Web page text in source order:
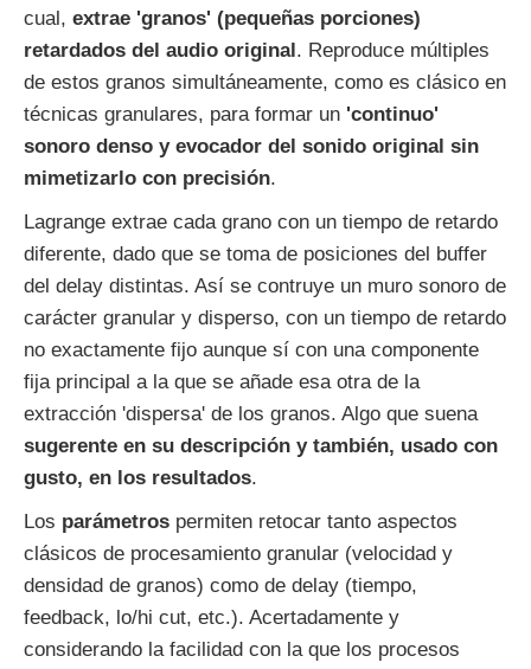
cual, extrae 'granos' (pequeñas porciones)
retardados del audio original . Reproduce múltiples
de estos granos simultáneamente, como es clásico en
técnicas granulares, para formar un 'continuo'
sonoro denso y evocador del sonido original sin
mimetizarlo con precisión.
Lagrange extrae cada grano con un tiempo de retardo
diferente, dado que se toma de posiciones del buffer
del delay distintas. Así se contruye un muro sonoro de
carácter granular y disperso, con un tiempo de retardo
no exactamente fijo aunque sí con una componente
fija principal a la que se añade esa otra de la
extracción 'dispersa' de los granos. Algo que suena
sugerente en su descripción y también, usado con
gusto, en los resultados.
Los parámetros permiten retocar tanto aspectos
clásicos de procesamiento granular (velocidad y
densidad de granos) como de delay (tiempo,
feedback, lo/hi cut, etc.). Acertadamente y
considerando la facilidad con la que los procesos